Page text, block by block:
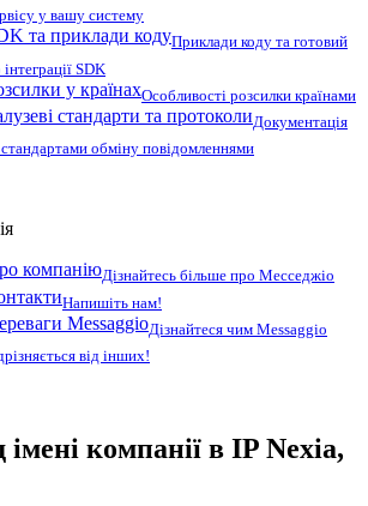
у вашу систему
та приклади кодуПриклади коду та готовий
інтеграції SDK
у країнахОсобливості розсилки країнами
стандарти та протоколиДокументація
стандартами обміну повідомленнями
компаніюДізнайтесь більше про Месседжіо
Напишіть нам!
MessaggioДізнайтеся чим Messaggio
від інших!
імені компанії в IP Nexia,